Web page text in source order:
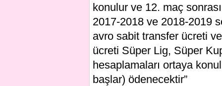
konulur ve 12. maç
2017-2018 ve 2018-2019
avro sabit transfer ücreti
ücreti Süper Lig, Süper
hesaplamaları ortaya
başlar) ödenecektir”